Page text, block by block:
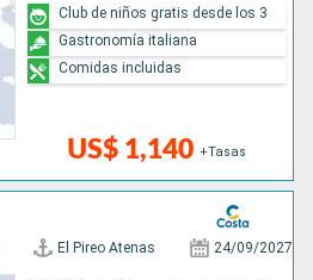
US$ 1,140 +Tasas
Club de niños gratis desde los 3
Gastronomía italiana
Comidas incluidas
El Pireo Atenas 24/09/2027